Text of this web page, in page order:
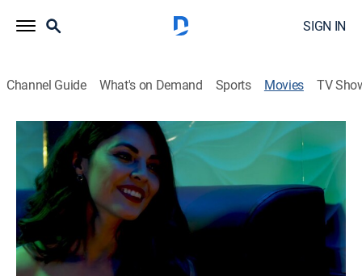
SIGN IN
Channel Guide What's on Demand Sports Movies TV
El artista
Action
Pancho es un deportista que tiene dos pasiones: las
armas y el juego. Cuando su hermano el Pelón se ve
envuelto en un problema de dinero y drogas, Pancho
entra en el oscuro mundo de la ilegalidad donde se
juega la vida cada día.